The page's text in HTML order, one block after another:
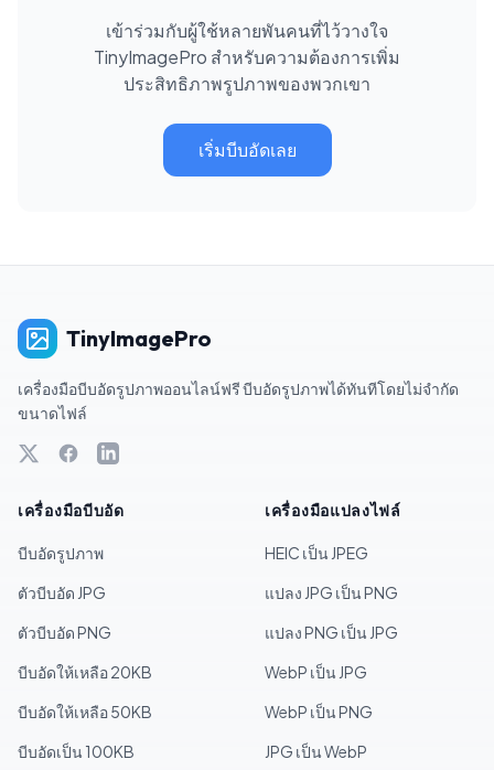
เข้าร่วมกับผู้ใช้หลายพันคนที่ไว้วางใจ
TinyImagePro สำหรับความต้องการเพิ่ม
ประสิทธิภาพรูปภาพของพวกเขา
เริ่มบีบอัดเลย
TinyImagePro
เครื่องมือบีบอัดรูปภาพออนไลน์ฟรี บีบอัดรูปภาพได้ทันทีโดยไม่จำกัด
ขนาดไฟล์
เครื่องมือบีบอัด
บีบอัดรูปภาพ
ตัวบีบอัด JPG
ตัวบีบอัด PNG
บีบอัดให้เหลือ 20KB
บีบอัดให้เหลือ 50KB
บีบอัดเป็น 100KB
เครื่องมือแปลงไฟล์
HEIC เป็น JPEG
แปลง JPG เป็น PNG
แปลง PNG เป็น JPG
WebP เป็น JPG
WebP เป็น PNG
JPG เป็น WebP